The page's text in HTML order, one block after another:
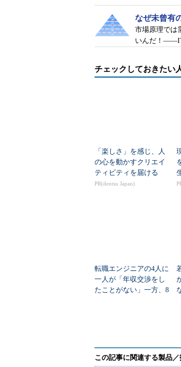
なぜ未曾有
市場原理では
いんだ！
チェックしておきたい
「楽しさ」を感じ、人
の心を動かすクリエイ
ティビティを届ける
PR(dentsu Japan)
転職エンジニアの4人に
一人が「年収交渉をし
たことがない」一方、8